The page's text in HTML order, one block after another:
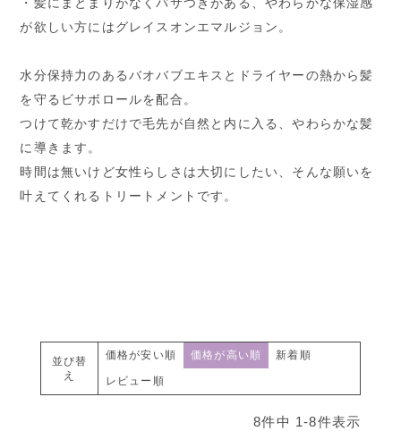
・髪にまとまりがなくパサつきがある、やわらかな保湿感
が欲しい方にはグレイスオンエマルジョン。
水分保持力のあるバオバブエキスとドライヤーの熱から髪
を守るビサボロールを配合。
つけて乾かすだけで毛先が自然と内に入る、やわらかな髪
に導きます。
時間は無いけど女性らしさは大切にしたい、そんな願いを
叶えてくれるトリートメントです。
並び替
え
価格が安い順 価格が高い順 新着順
レビュー順
8件中 1-8件表示